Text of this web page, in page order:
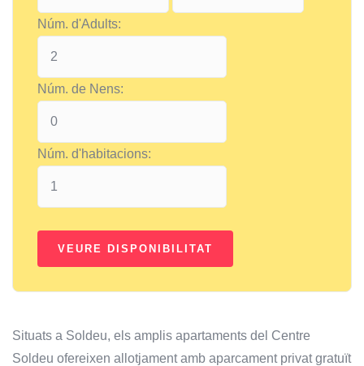
Núm. d'Adults:
Núm. de Nens:
Núm. d'habitacions:
Situats a Soldeu, els amplis apartaments del Centre
Soldeu ofereixen allotjament amb aparcament privat gratuït